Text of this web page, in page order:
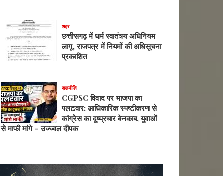
शहर
छत्तीसगढ़ में धर्म स्वातंत्र्य अधिनियम
लागू, राजपत्र में नियमों की अधिसूचना
प्रकाशित
राजनीति
CGPSC विवाद पर भाजपा का
पलटवार: आधिकारिक स्पष्टीकरण से
कांग्रेस का दुष्प्रचार बेनकाब, युवाओं
से माफी मांगे – उज्ज्वल दीपक